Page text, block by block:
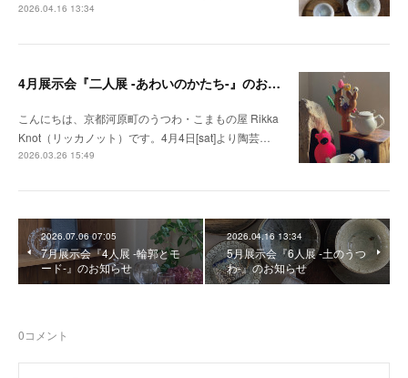
2026.04.16 13:34
4月展示会『二人展 -あわいのかたち-』のお知らせ
こんにちは、京都河原町のうつわ・こまもの屋 Rikka
Knot（リッカノット）です。4月4日[sat]より陶芸…
2026.03.26 15:49
2026.07.06 07:05
7月展示会『4人展 -輪郭とモ
ード-』のお知らせ
2026.04.16 13:34
5月展示会『6人展 -土のうつ
わ-』のお知らせ
0コメント